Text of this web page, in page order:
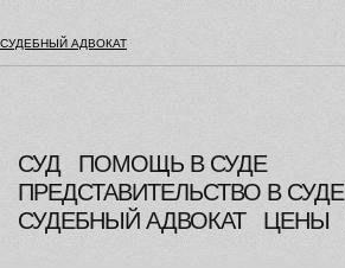
СУДЕБНЫЙ АДВОКАТ
СУД
ПОМОЩЬ В СУДЕ
ПРЕДСТАВИТЕЛЬСТВО В СУДЕ
СУДЕБНЫЙ АДВОКАТ
ЦЕНЫ